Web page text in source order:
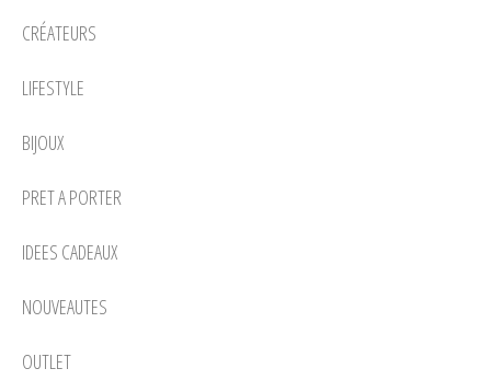
CRÉATEURS
LIFESTYLE
BIJOUX
PRET A PORTER
IDEES CADEAUX
NOUVEAUTES
OUTLET